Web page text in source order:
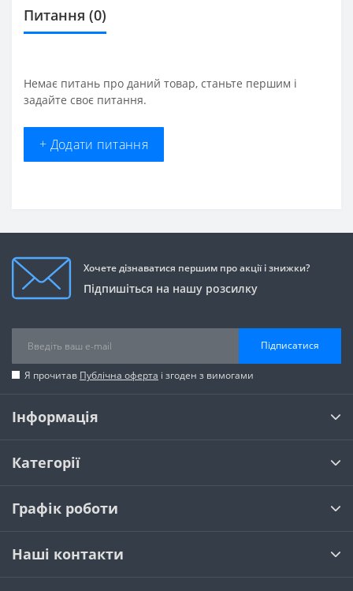
Питання (0)
Немає питань про даний товар, станьте першим і
задайте своє питання.
+ Додати питання
Хочете дізнаватися першим про акції і знижки?
Підпишіться на нашу розсилку
Підписатися
Я прочитав Публічна оферта і згоден з вимогами
Інформація
Категорії
Графік роботи
Наші контакти